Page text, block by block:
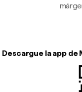
Descargue la app de